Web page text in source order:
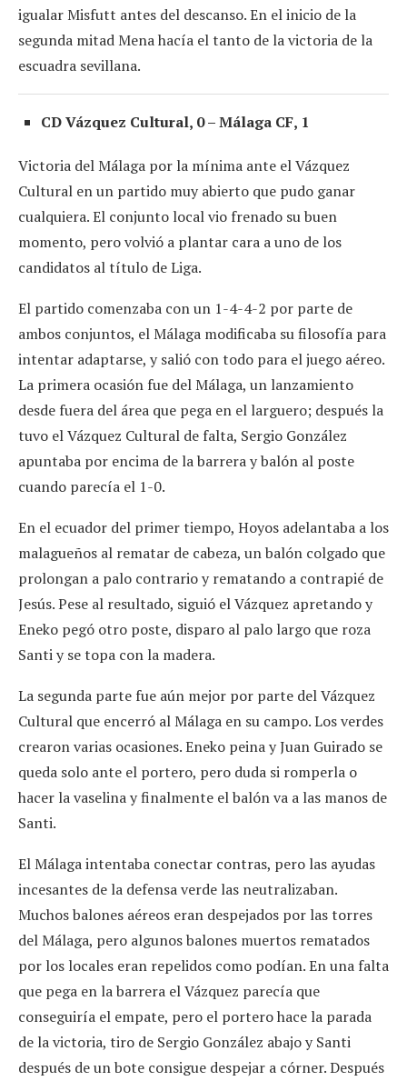
igualar Misfutt antes del descanso. En el inicio de la
segunda mitad Mena hacía el tanto de la victoria de la
escuadra sevillana.
CD Vázquez Cultural, 0 – Málaga CF, 1
Victoria del Málaga por la mínima ante el Vázquez
Cultural en un partido muy abierto que pudo ganar
cualquiera. El conjunto local vio frenado su buen
momento, pero volvió a plantar cara a uno de los
candidatos al título de Liga.
El partido comenzaba con un 1-4-4-2 por parte de
ambos conjuntos, el Málaga modificaba su filosofía para
intentar adaptarse, y salió con todo para el juego aéreo.
La primera ocasión fue del Málaga, un lanzamiento
desde fuera del área que pega en el larguero; después la
tuvo el Vázquez Cultural de falta, Sergio González
apuntaba por encima de la barrera y balón al poste
cuando parecía el 1-0.
En el ecuador del primer tiempo, Hoyos adelantaba a los
malagueños al rematar de cabeza, un balón colgado que
prolongan a palo contrario y rematando a contrapié de
Jesús. Pese al resultado, siguió el Vázquez apretando y
Eneko pegó otro poste, disparo al palo largo que roza
Santi y se topa con la madera.
La segunda parte fue aún mejor por parte del Vázquez
Cultural que encerró al Málaga en su campo. Los verdes
crearon varias ocasiones. Eneko peina y Juan Guirado se
queda solo ante el portero, pero duda si romperla o
hacer la vaselina y finalmente el balón va a las manos de
Santi.
El Málaga intentaba conectar contras, pero las ayudas
incesantes de la defensa verde las neutralizaban.
Muchos balones aéreos eran despejados por las torres
del Málaga, pero algunos balones muertos rematados
por los locales eran repelidos como podían. En una falta
que pega en la barrera el Vázquez parecía que
conseguiría el empate, pero el portero hace la parada
de la victoria, tiro de Sergio González abajo y Santi
después de un bote consigue despejar a córner. Después